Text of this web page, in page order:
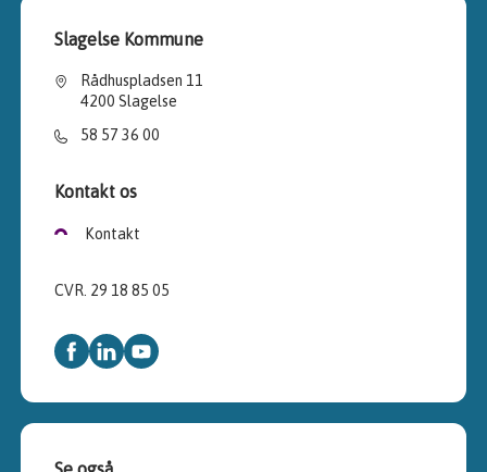
Slagelse Kommune
Rådhuspladsen 11
4200 Slagelse
58 57 36 00
Kontakt os
Kontakt
CVR. 29 18 85 05